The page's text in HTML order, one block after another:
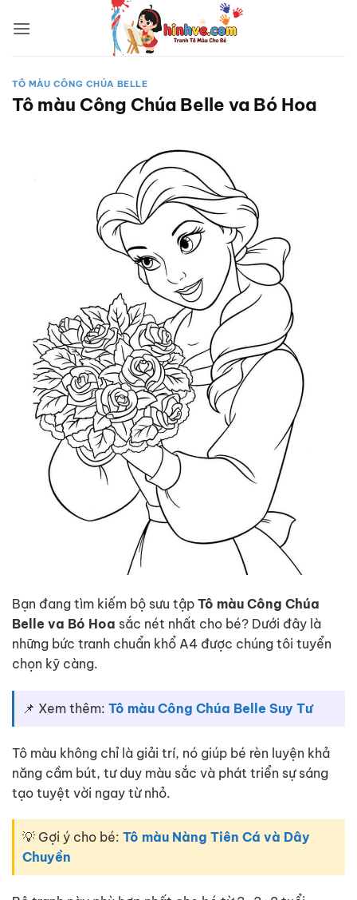
qua
TÔ MÀU CÔNG CHÚA BELLE
Tô màu Công Chúa Belle va Bó Hoa
Bạn đang tìm kiếm bộ sưu tập Tô màu Công Chúa
Belle va Bó Hoa sắc nét nhất cho bé? Dưới đây là
những bức tranh chuẩn khổ A4 được chúng tôi tuyển
chọn kỹ càng.
📌 Xem thêm: Tô màu Công Chúa Belle Suy Tư
Tô màu không chỉ là giải trí, nó giúp bé rèn luyện khả
năng cầm bút, tư duy màu sắc và phát triển sự sáng
tạo tuyệt vời ngay từ nhỏ.
💡 Gợi ý cho bé: Tô màu Nàng Tiên Cá và Dây
Chuyền